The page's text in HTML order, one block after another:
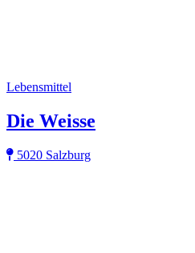
Lebensmittel
Die Weisse
5020 Salzburg